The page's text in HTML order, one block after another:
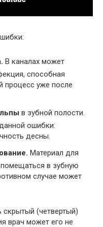
В каналах может
способная
процесс уже после
в зубной полости.
ошибки:
десны.
Материал для
в зубную
случае может
скрытый (четвертый)
врач может его не